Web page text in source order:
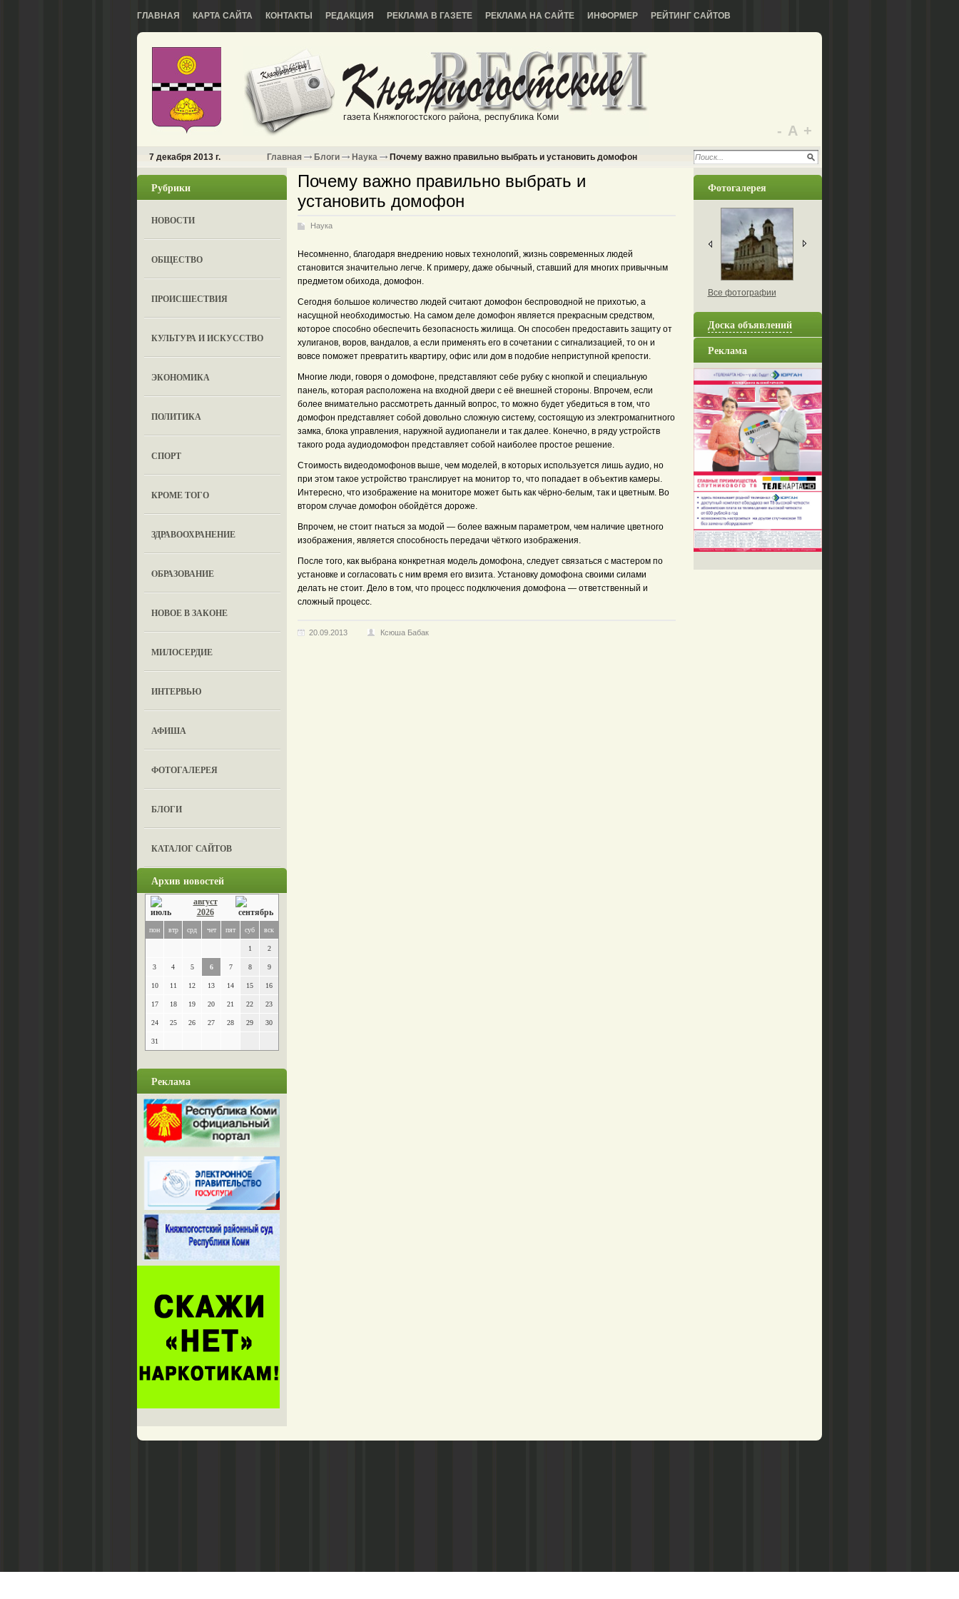
ГЛАВНАЯ КАРТА САЙТА КОНТАКТЫ РЕДАКЦИЯ РЕКЛАМА В ГАЗЕТЕ РЕКЛАМА НА САЙТЕ ИНФОРМЕР РЕЙТИНГ САЙТОВ
газета Княжпогостского района, республика Коми
- А +
7 декабря 2013 г. Главная Блоги Наука Почему важно правильно выбрать и установить домофон
Рубрики
НОВОСТИ
ОБЩЕСТВО
ПРОИСШЕСТВИЯ
КУЛЬТУРА И ИСКУССТВО
ЭКОНОМИКА
ПОЛИТИКА
СПОРТ
КРОМЕ ТОГО
ЗДРАВООХРАНЕНИЕ
OБРАЗОВАНИЕ
НОВОЕ В ЗАКОНЕ
МИЛОСЕРДИЕ
ИНТЕРВЬЮ
АФИША
ФОТОГАЛЕРЕЯ
БЛОГИ
КАТАЛОГ САЙТОВ
Архив новостей
август
2026
пон втр срд чет пят суб вск
1 2
3 4 5 6 7 8 9
10 11 12 13 14 15 16
17 18 19 20 21 22 23
24 25 26 27 28 29 30
31
Реклама
Почему важно правильно выбрать и
установить домофон
Наука
Несомненно, благодаря внедрению новых технологий, жизнь современных людей
становится значительно легче. К примеру, даже обычный, ставший для многих привычным
предметом обихода, домофон.
Сегодня большое количество людей считают домофон беспроводной не прихотью, а
насущной необходимостью. На самом деле домофон является прекрасным средством,
которое способно обеспечить безопасность жилища. Он способен предоставить защиту от
хулиганов, воров, вандалов, а если применять его в сочетании с сигнализацией, то он и
вовсе поможет превратить квартиру, офис или дом в подобие неприступной крепости.
Многие люди, говоря о домофоне, представляют себе рубку с кнопкой и специальную
панель, которая расположена на входной двери с её внешней стороны. Впрочем, если
более внимательно рассмотреть данный вопрос, то можно будет убедиться в том, что
домофон представляет собой довольно сложную систему, состоящую из электромагнитного
замка, блока управления, наружной аудиопанели и так далее. Конечно, в ряду устройств
такого рода аудиодомофон представляет собой наиболее простое решение.
Стоимость видеодомофонов выше, чем моделей, в которых используется лишь аудио, но
при этом такое устройство транслирует на монитор то, что попадает в объектив камеры.
Интересно, что изображение на мониторе может быть как чёрно-белым, так и цветным. Во
втором случае домофон обойдётся дороже.
Впрочем, не стоит гнаться за модой — более важным параметром, чем наличие цветного
изображения, является способность передачи чёткого изображения.
После того, как выбрана конкретная модель домофона, следует связаться с мастером по
установке и согласовать с ним время его визита. Установку домофона своими силами
делать не стоит. Дело в том, что процесс подключения домофона — ответственный и
сложный процесс.
20.09.2013 Ксюша Бабак
Фотогалерея
Все фотографии
Доска объявлений
Реклама